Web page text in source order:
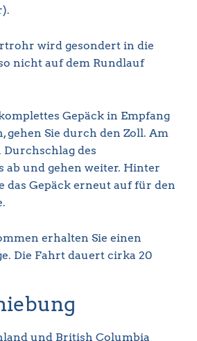
wird gesondert in die
nicht auf dem Rundlauf
Gepäck in Empfang
gehen Sie durch den Zoll. Am
Durchschlag des
ab und gehen weiter. Hinter
das Gepäck erneut auf für den
erhalten Sie einen
Die Fahrt dauert cirka 20
und British Columbia